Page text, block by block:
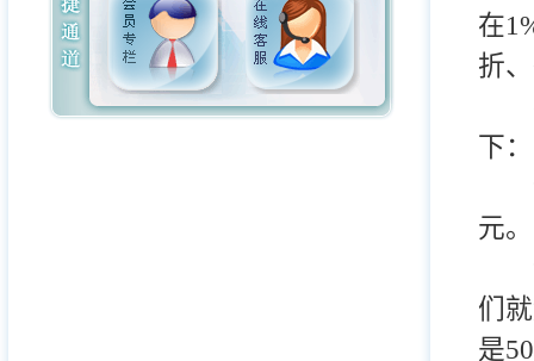
在
折
下：
元。
们
是